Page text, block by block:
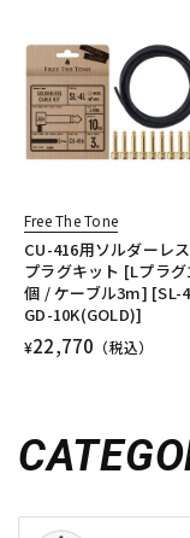
Free The Tone
CU-416用ソルダーレス
プラグキット [Lプラグ
個 / ケーブル3m] [SL-
GD-10K(GOLD)]
¥22,770 （税込）